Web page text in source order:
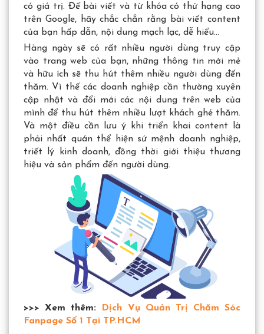
có giá trị. Để bài viết và từ khóa có thứ hạng cao
trên Google, hãy chắc chắn rằng bài viết content
của bạn hấp dẫn, nội dung mạch lạc, dễ hiểu…
Hàng ngày sẽ có rất nhiều người dùng truy cập
vào trang web của bạn, những thông tin mới mẻ
và hữu ích sẽ thu hút thêm nhiều người dùng đến
thăm. Vì thế các doanh nghiệp cần thường xuyên
cập nhật và đổi mới các nội dung trên web của
mình để thu hút thêm nhiều lượt khách ghé thăm.
Và một điều cần lưu ý khi triển khai content là
phải nhất quán thể hiện sứ mệnh doanh nghiệp,
triết lý kinh doanh, đồng thời giới thiệu thương
hiệu và sản phẩm đến người dùng.
>>> Xem thêm:
Dịch Vụ Quản Trị Chăm Sóc
Fanpage Số 1 Tại TP.HCM